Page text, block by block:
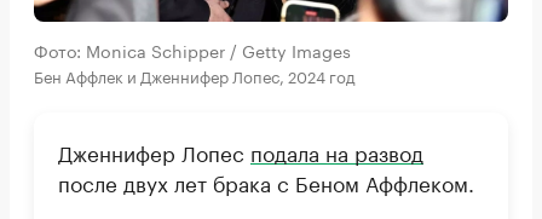
Фото: Monica Schipper / Getty Images
Бен Аффлек и Дженнифер Лопес, 2024 год
Дженнифер Лопес подала на развод
после двух лет брака с Беном Аффлеком.